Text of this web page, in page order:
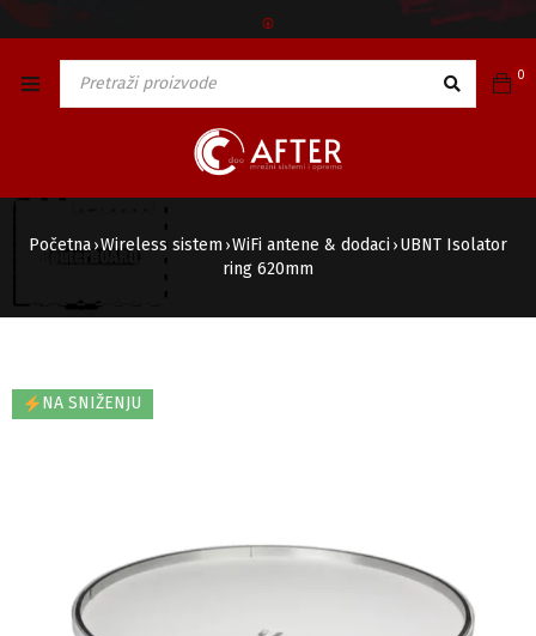
🅯
0
Početna ›Wireless sistem ›WiFi antene & dodaci › UBNT Isolator
ring 620mm
NA SNIŽENJU